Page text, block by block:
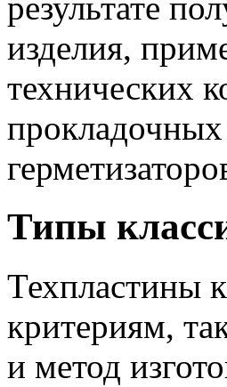
изделия,
технических
прокладочных
Типы
Техпластины
критериям,
и метод